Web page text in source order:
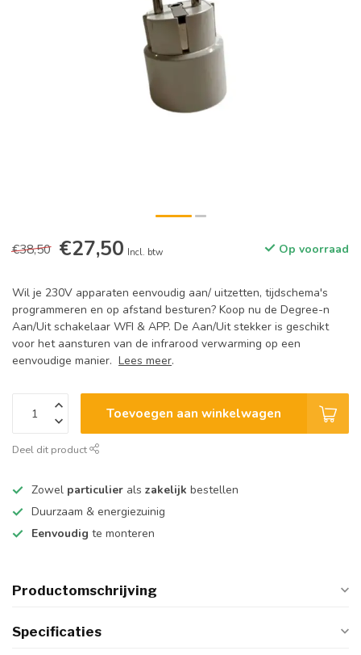
€38,50 €27,50 Incl. btw Op voorraad
Wil je 230V apparaten eenvoudig aan/ uitzetten, tijdschema's
programmeren en op afstand besturen? Koop nu de Degree-n
Aan/Uit schakelaar WFI & APP. De Aan/Uit stekker is geschikt
voor het aansturen van de infrarood verwarming op een
eenvoudige manier. Lees meer.
Toevoegen aan winkelwagen
Deel dit product
Zowel particulier als zakelijk bestellen
Duurzaam & energiezuinig
Eenvoudig te monteren
Productomschrijving
Specificaties